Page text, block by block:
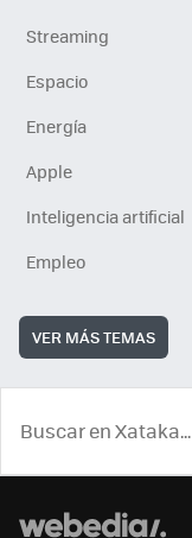
Streaming
Espacio
Energía
Apple
Inteligencia artificial
Empleo
VER MÁS TEMAS